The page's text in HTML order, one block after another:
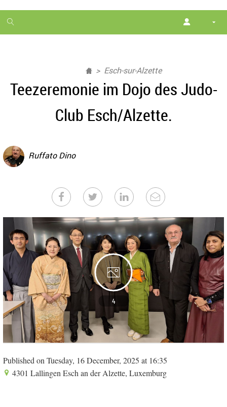
1
month
Esch-sur-Alzette
Teezeremonie im Dojo des Judo-
Club Esch/Alzette.
Ruffato Dino
4
Published on Tuesday, 16 December, 2025 at 16:35
4301 Lallingen Esch an der Alzette, Luxemburg